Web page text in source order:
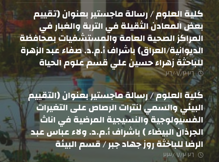
كلية العلوم / رسالة ماجستير بعنوان (تقييم
بعض المعادن الثقيلة في التربة والغبار في
المراكز الصحية العامة والمستشفيات بمحافظة
الديوانية/العراق) باشراف أ.م.د. صفاء عبد الزهرة
للباحثة زهراء حسين علي قسم علوم الحياة
٢٦/٠٧/٢٠٢٦
كلية العلوم / رسالة ماجستير بعنوان (التقييم
البيئي والسمي لنترات الرصاص على التغيرات
الفسيولوجية والنسيجية المرضية في اناث
الجرذان البيضاء ) باشراف أ.م.د. ولاء عباس عبد
الرضا للباخثة روز جهاد جبر / قسم البيئة
٢٣/٠٧/٢٠٢٦